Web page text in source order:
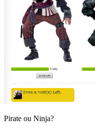
Pirate ou Ninja?